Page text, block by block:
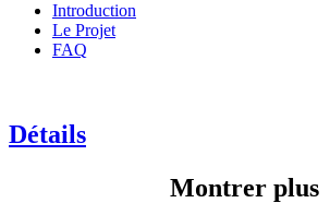
Introduction
Le Projet
FAQ
Détails
Montrer plus